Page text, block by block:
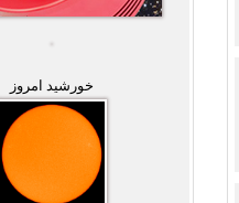
خورشید امروز